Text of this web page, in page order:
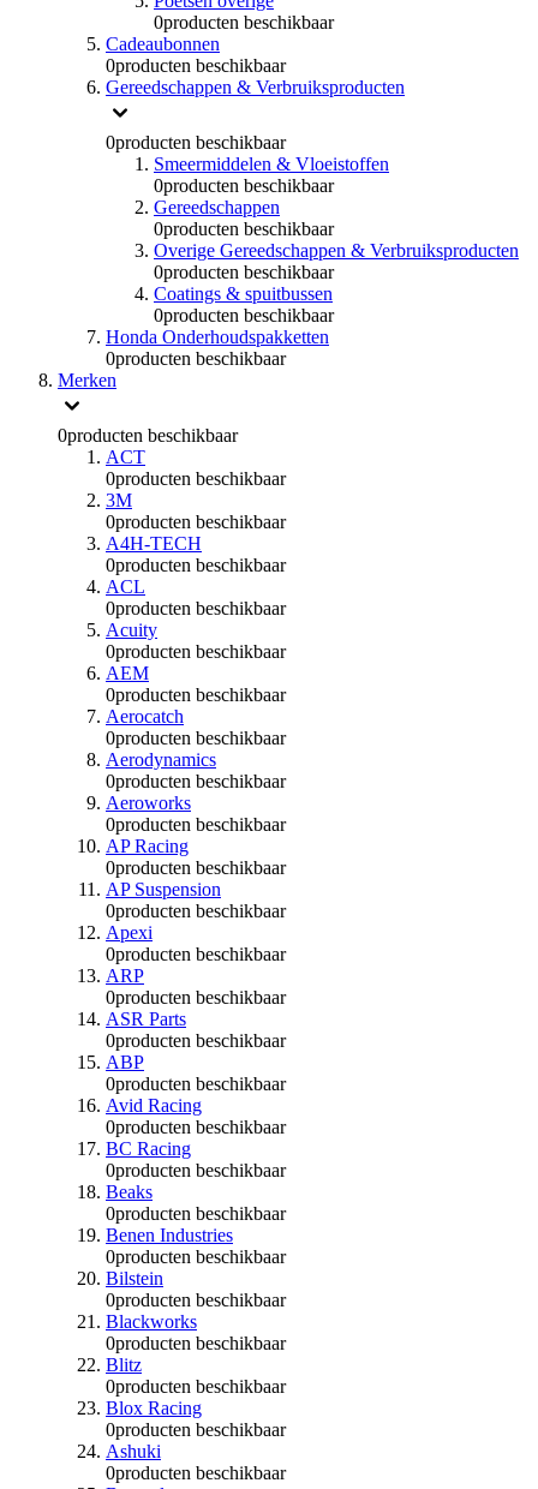
0producten beschikbaar
Cadeaubonnen
0producten beschikbaar
Gereedschappen & Verbruiksproducten
0producten beschikbaar
Smeermiddelen & Vloeistoffen
0producten beschikbaar
Gereedschappen
0producten beschikbaar
Overige Gereedschappen & Verbruiksproducten
0producten beschikbaar
Coatings & spuitbussen
0producten beschikbaar
Honda Onderhoudspakketten
0producten beschikbaar
Merken
0producten beschikbaar
ACT
0producten beschikbaar
3M
0producten beschikbaar
A4H-TECH
0producten beschikbaar
ACL
0producten beschikbaar
Acuity
0producten beschikbaar
AEM
0producten beschikbaar
Aerocatch
0producten beschikbaar
Aerodynamics
0producten beschikbaar
Aeroworks
0producten beschikbaar
AP Racing
0producten beschikbaar
AP Suspension
0producten beschikbaar
Apexi
0producten beschikbaar
ARP
0producten beschikbaar
ASR Parts
0producten beschikbaar
ABP
0producten beschikbaar
Avid Racing
0producten beschikbaar
BC Racing
0producten beschikbaar
Beaks
0producten beschikbaar
Benen Industries
0producten beschikbaar
Bilstein
0producten beschikbaar
Blackworks
0producten beschikbaar
Blitz
0producten beschikbaar
Blox Racing
0producten beschikbaar
Ashuki
0producten beschikbaar